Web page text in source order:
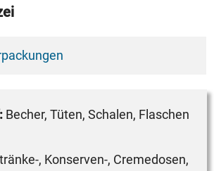
Becher, Tüten, Schalen, Flaschen
, Konserven-, Cremedosen,